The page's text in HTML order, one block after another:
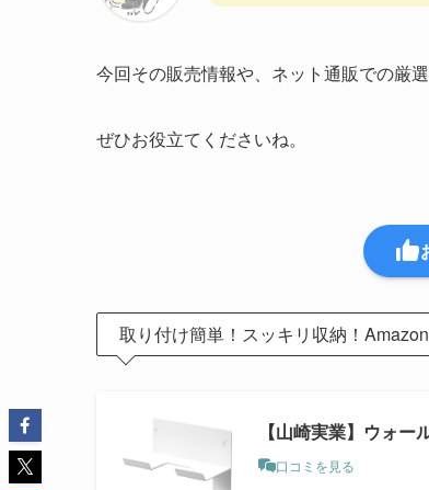
今回その販売情報や、ネット通販での厳
ぜひお役立てくださいね。
取り付け簡単！スッキリ収納！
【山崎実業】ウォ
口コミを見る